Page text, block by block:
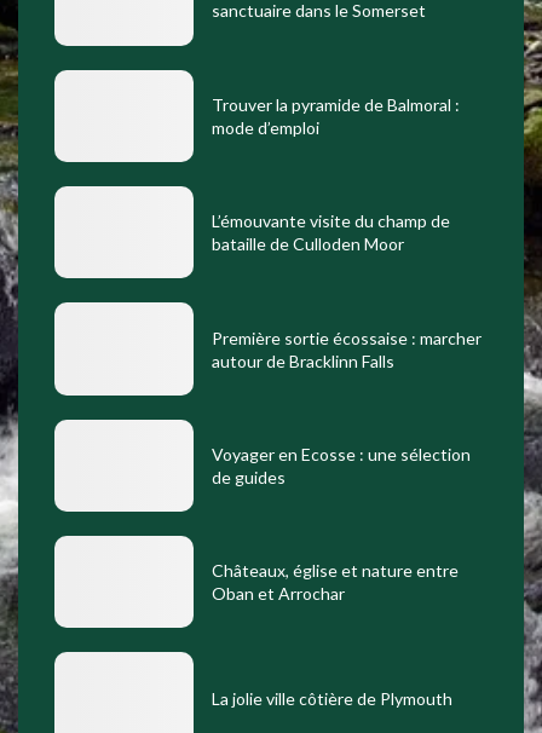
sanctuaire dans le Somerset
Trouver la pyramide de Balmoral :
mode d’emploi
L’émouvante visite du champ de
bataille de Culloden Moor
Première sortie écossaise : marcher
autour de Bracklinn Falls
Voyager en Ecosse : une sélection
de guides
Châteaux, église et nature entre
Oban et Arrochar
La jolie ville côtière de Plymouth